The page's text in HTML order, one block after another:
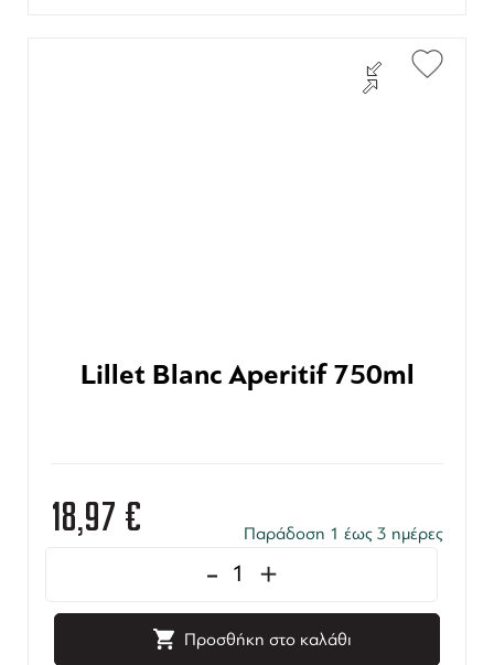
Lillet Blanc Aperitif 750ml
18,97 € Παράδοση 1 έως 3 ημέρες
- +
Προσθήκη στο καλάθι